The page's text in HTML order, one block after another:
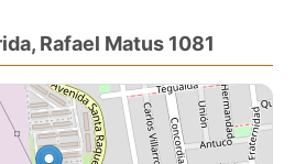
Rafael Matus 1081